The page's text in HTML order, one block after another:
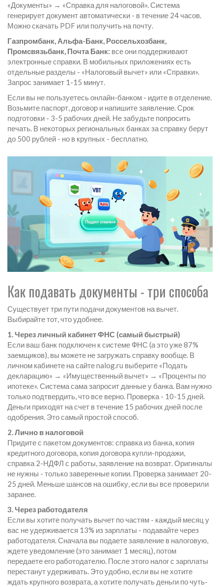
«Документы» → «Справка для налоговой». Система
генерирует документ автоматически - в течение 24 часов.
Можно скачать PDF или получить на почту.
Газпромбанк, Альфа-Банк, Россельхозбанк,
Промсвязьбанк, Почта Банк: все они поддерживают
электронные справки. В мобильных приложениях есть
отдельные разделы - «Налоговый вычет» или «Справки».
Запрос занимает 1-15 минут.
Если вы не пользуетесь онлайн-банком - идите в отделение.
Возьмите паспорт, договор и напишите заявление. Срок
подготовки - 3-5 рабочих дней. Не забудьте попросить
печать. В некоторых региональных банках за справку берут
до 500 рублей - но в крупных - бесплатно.
Как подавать документы - три способа
Существует три пути подачи документов на вычет.
Выбирайте тот, что удобнее.
1. Через личный кабинет ФНС (самый быстрый)
Если ваш банк подключен к системе ФНС (а это уже 87%
заемщиков), вы можете не загружать справку вообще. В
личном кабинете на сайте nalog.ru выберите «Подать
декларацию» → «Имущественный вычет» → «Проценты по
ипотеке». Система сама запросит данные у банка. Вам нужно
только подтвердить, что все верно. Проверка - 10-15 дней.
Деньги приходят на счет в течение 15 рабочих дней после
одобрения. Это самый простой способ.
2. Лично в налоговой
Придите с пакетом документов: справка из банка, копия
кредитного договора, копия договора купли-продажи,
справка 2-НДФЛ с работы, заявление на возврат. Оригиналы
не нужны - только заверенные копии. Проверка занимает 20-
25 дней. Меньше шансов на ошибку, если вы все проверили
заранее.
3. Через работодателя
Если вы хотите получать вычет по частям - каждый месяц у
вас не удерживается 13% из зарплаты - подавайте через
работодателя. Сначала вы подаете заявление в налоговую,
ждете уведомление (это занимает 1 месяц), потом
передаете его работодателю. После этого налог с зарплаты
перестанут удерживать. Это удобно, если вы не хотите
ждать крупного возврата, а хотите получать деньги по чуть-